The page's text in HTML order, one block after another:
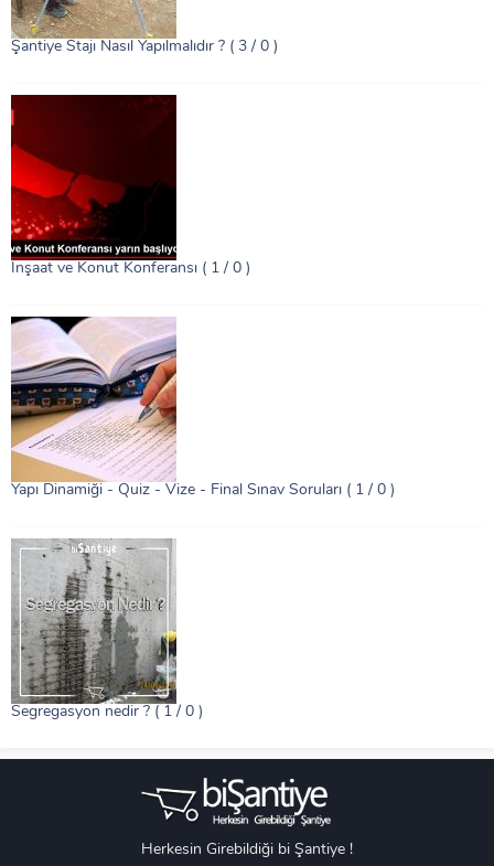
Şantiye Stajı Nasıl Yapılmalıdır ? ( 3 / 0 )
İnşaat ve Konut Konferansı ( 1 / 0 )
Yapı Dinamiği - Quiz - Vize - Final Sınav Soruları ( 1 / 0 )
Segregasyon nedir ? ( 1 / 0 )
Herkesin Girebildiği bi Şantiye !